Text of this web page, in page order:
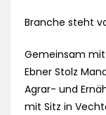
Branche steht
Gemeinsam
Ebner Stolz
Agrar- und
mit Sitz in